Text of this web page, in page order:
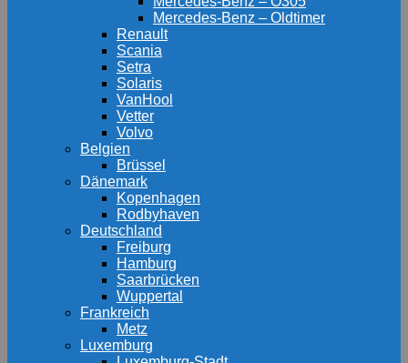
Mercedes-Benz – Oldtimer
Renault
Scania
Setra
Solaris
VanHool
Vetter
Volvo
Belgien
Brüssel
Dänemark
Kopenhagen
Rodbyhaven
Deutschland
Freiburg
Hamburg
Saarbrücken
Wuppertal
Frankreich
Metz
Luxemburg